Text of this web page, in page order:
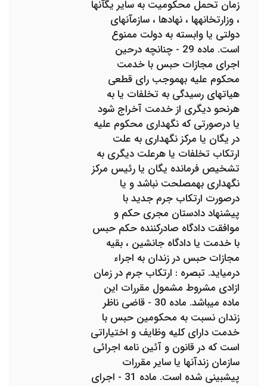
زمان تحمل محکومیت به سایر یگآنها
، وزارتخانه‎ها ، نهادها ، سازمآنهای
دولتی یا وابسته به دولت ممنوع
است. ماده 29 - چنانچه درحین
اجرای مجازات حبس با خدمت
محکوم علیه به‎موجب رای قطعی
هیاتهای رسیدگی به تخلفات یا به
هرنحو دیگری از خدمت آخراج شود
یا درصورتی که نگهداری محکوم علیه
در یگان یا مرکز نگهداری به علت
ارتکاب تخلفات یا هرعلت دیگری به
تشخیص فرمانده یگان یا رئیس مرکز
نگهداری به‎مصلحت نباشد و یا
درصورت ارتکاب جرم جدید با
پیشنهاد دادستان مجری حکم و
موافقت دادگاه صادرکننده حکم حبس
با خدمت یا دادگاه جانشین ، بقیه
مجازات حبس در زندان به اجراء
درمی‎اید. تبصره : ارتکاب جرم در زمان
ازادی مشروط مشمول مقررات این
ماده می‎باشد. ماده 30 - قاضی ناظر
زندان نسبت به محکومین حبس با
خدمت دارای کلیه وظایف و اختیاراتی
است که در قانون و آئین نامه اجرائی
سازمان زندآنها یا سایر مقررات
پیش‎بینی شده است. ماده 31 - اجرای